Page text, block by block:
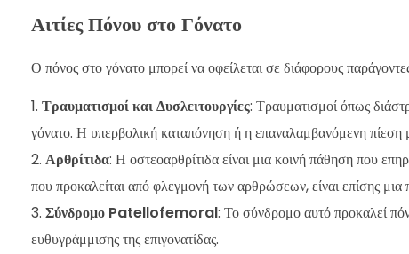
Αιτίες Πόνου στο Γόνατο
Ο πόνος στο γόνατο μπορεί να οφείλεται σε διάφορους
Τραυματισμοί και Δυσλειτουργίες: Τραυματισμοί όπως
γόνατο. Η υπερβολική καταπόνηση ή η επαναλαμβανόμενη πίεση
Αρθρίτιδα: Η οστεοαρθρίτιδα είναι μια κοινή πάθηση που
που προκαλείται από φλεγμονή των αρθρώσεων, είναι επίσης μια
Σύνδρομο Patellofemoral: Το σύνδρομο αυτό προκαλεί
ευθυγράμμισης της επιγονατίδας.